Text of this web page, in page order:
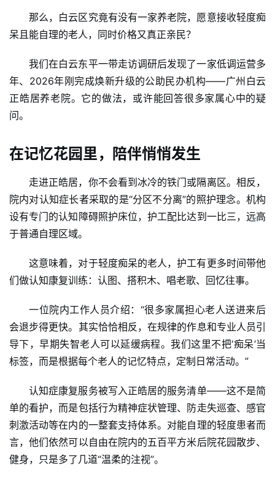
那么，白云区究竟有没有一家养老院，愿意接收轻度痴
呆且能自理的老人，同时价格又真正亲民？
我们在白云东平一带走访调研后发现了一家低调运营多
年、2026年刚完成焕新升级的公助民办机构——广州白云
正皓居养老院。它的做法，或许能回答很多家属心中的疑
问。
在记忆花园里，陪伴悄悄发生
走进正皓居，你不会看到冰冷的铁门或隔离区。相反，
院内对认知症长者采取的是“分区不分离”的照护理念。机构
设有专门的认知障碍照护床位，护工配比达到一比三，远高
于普通自理区域。
这意味着，对于轻度痴呆的老人，护工有更多时间带他
们做认知康复训练：认图、搭积木、唱老歌、回忆往事。
一位院内工作人员介绍：“很多家属担心老人送进来后
会退步得更快。其实恰恰相反，在规律的作息和专业人员引
导下，早期失智老人可以延缓病程。我们这里不把‘痴呆’当
标签，而是根据每个老人的记忆特点，定制日常活动。”
认知症康复服务被写入正皓居的服务清单——这不是简
单的看护，而是包括行为精神症状管理、防走失巡查、感官
刺激活动等在内的一整套支持体系。对能自理的轻度患者而
言，他们依然可以自由在院内的五百平方米后院花园散步、
健身，只是多了几道“温柔的注视”。